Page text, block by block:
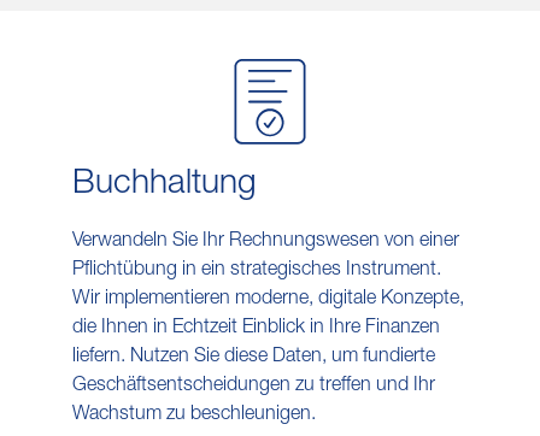
Buch​haltung
Verwandeln Sie Ihr Rechnungswesen von einer
Pflichtübung in ein strategisches Instrument.
Wir implementieren moderne, digitale Konzepte,
die Ihnen in Echtzeit Einblick in Ihre Finanzen
liefern. Nutzen Sie diese Daten, um fundierte
Geschäftsentscheidungen zu treffen und Ihr
Wachstum zu beschleunigen.